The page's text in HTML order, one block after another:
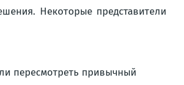
Некоторые представители
пересмотреть привычный